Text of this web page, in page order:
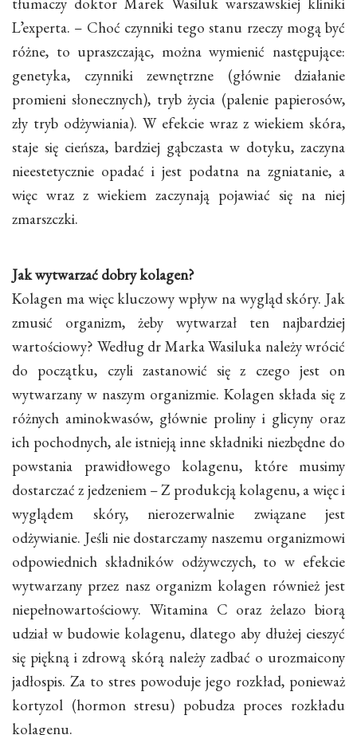
L’experta. – Choć czynniki tego stanu rzeczy mogą być
różne, to upraszczając, można wymienić następujące:
genetyka, czynniki zewnętrzne (głównie działanie
promieni słonecznych), tryb życia (palenie papierosów,
zły tryb odżywiania). W efekcie wraz z wiekiem skóra,
staje się cieńsza, bardziej gąbczasta w dotyku, zaczyna
nieestetycznie opadać i jest podatna na zgniatanie, a
więc wraz z wiekiem zaczynają pojawiać się na niej
zmarszczki.
Jak wytwarzać dobry kolagen?
Kolagen ma więc kluczowy wpływ na wygląd skóry. Jak
zmusić organizm, żeby wytwarzał ten najbardziej
wartościowy? Według dr Marka Wasiluka należy wrócić
do początku, czyli zastanowić się z czego jest on
wytwarzany w naszym organizmie. Kolagen składa się z
różnych aminokwasów, głównie proliny i glicyny oraz
ich pochodnych, ale istnieją inne składniki niezbędne do
powstania prawidłowego kolagenu, które musimy
dostarczać z jedzeniem – Z produkcją kolagenu, a więc i
wyglądem skóry, nierozerwalnie związane jest
odżywianie. Jeśli nie dostarczamy naszemu organizmowi
odpowiednich składników odżywczych, to w efekcie
wytwarzany przez nasz organizm kolagen również jest
niepełnowartościowy. Witamina C oraz żelazo biorą
udział w budowie kolagenu, dlatego aby dłużej cieszyć
się piękną i zdrową skórą należy zadbać o urozmaicony
jadłospis. Za to stres powoduje jego rozkład, ponieważ
kortyzol (hormon stresu) pobudza proces rozkładu
kolagenu.